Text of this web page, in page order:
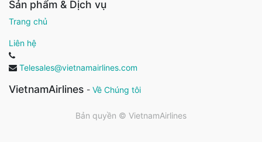
Sản phẩm & Dịch vụ
Trang chủ
Liên hệ
Telesales@vietnamairlines.com
VietnamAirlines - Về Chúng tôi
Bản quyền © VietnamAirlines